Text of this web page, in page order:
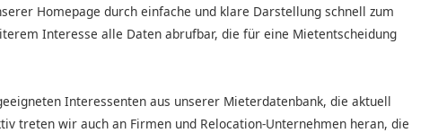
Homepage durch einfache und klare Darstellung schnell zum
Interesse alle Daten abrufbar, die für eine Mietentscheidung
Interessenten aus unserer Mieterdatenbank, die aktuell
treten wir auch an Firmen und Relocation-Unternehmen heran, die